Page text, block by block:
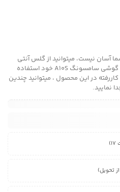
آسان نیست، میتوانید از گلس آنتی
استاتیک اورجینال از برند میتوبل برای گوشی سامسونگ A10S خود استفاده
در این محصول ، میتوانید چندین
نمایید.